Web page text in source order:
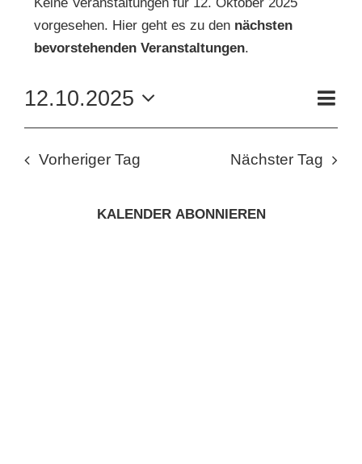
KUNSTSCHULE
KRONBERGER MALERKOLONIE
NACH:
FÜR
OKTOBER
2025
Hinweis
vorgesehen. Hier geht es zu den nächsten
bevorstehenden Veranstaltungen.
Tag
12.10.2025
Datum
Vorheriger Tag Nächster Tag
KALENDER ABONNIEREN